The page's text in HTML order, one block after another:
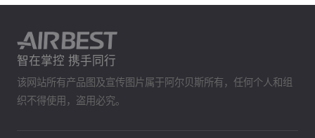
智在掌控 携手同行
该网站所有产品图及宣传图片属于阿尔贝斯所有，任何个人和组
织不得使用，盗用必究。